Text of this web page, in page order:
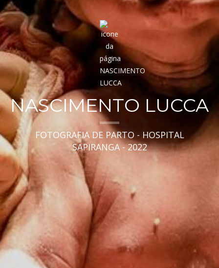
NASCIMENTO LUCCA
FOTOGRAFIA DE PARTO - HOSPITAL
SAPIRANGA - 2022